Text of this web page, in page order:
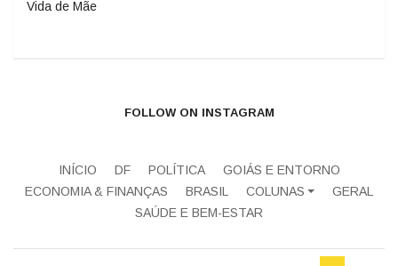
Vida de Mãe
FOLLOW ON INSTAGRAM
INÍCIO DF POLÍTICA
GOIÁS E ENTORNO
ECONOMIA & FINANÇAS
BRASIL COLUNAS
GERAL
SAÚDE E BEM-ESTAR